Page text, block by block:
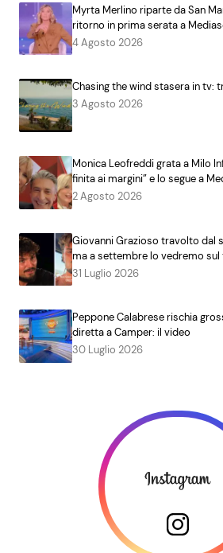
Myrta Merlino riparte da San
ritorno in prima serata a
4 Agosto 2026
Chasing the wind stasera in tv:
3 Agosto 2026
Monica Leofreddi grata a Milo
finita ai margini” e lo segue a
2 Agosto 2026
Giovanni Grazioso travolto dal
ma a settembre lo vedremo sul
31 Luglio 2026
Peppone Calabrese rischia
diretta a Camper: il video
30 Luglio 2026